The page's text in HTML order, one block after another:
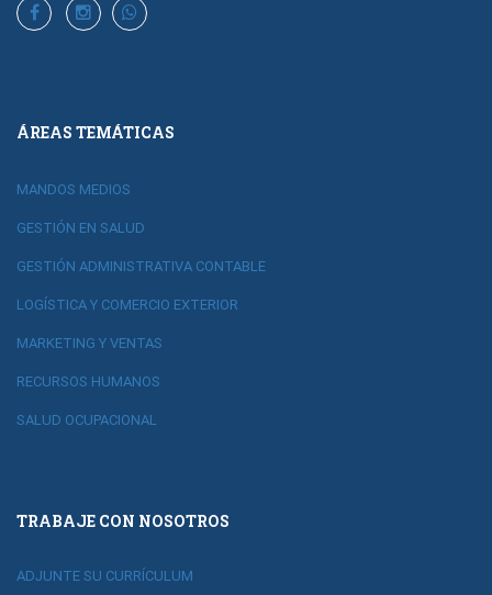
ÁREAS TEMÁTICAS
MANDOS MEDIOS
GESTIÓN EN SALUD
GESTIÓN ADMINISTRATIVA CONTABLE
LOGÍSTICA Y COMERCIO EXTERIOR
MARKETING Y VENTAS
RECURSOS HUMANOS
SALUD OCUPACIONAL
TRABAJE CON NOSOTROS
ADJUNTE SU CURRÍCULUM